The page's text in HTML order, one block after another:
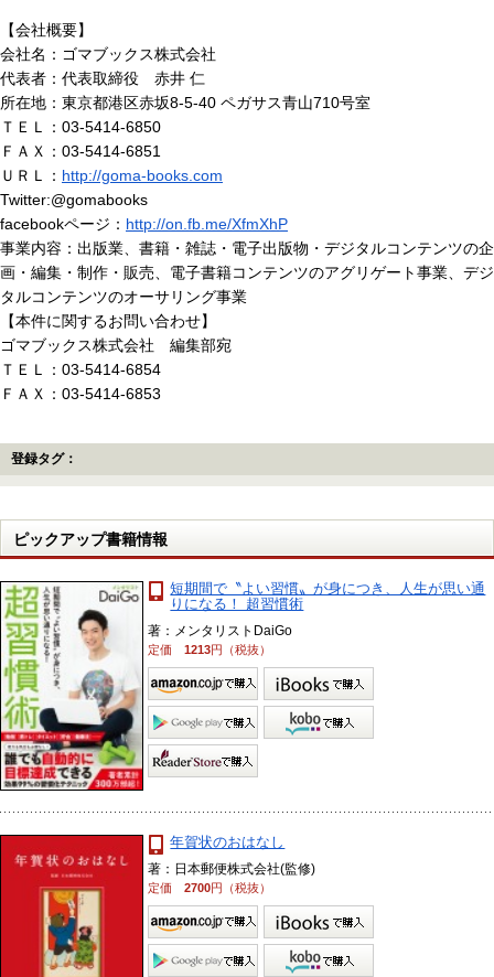
【会社概要】
会社名：ゴマブックス株式会社
代表者：代表取締役 赤井 仁
所在地：東京都港区赤坂8-5-40 ペガサス青山710号室
ＴＥＬ：03-5414-6850
ＦＡＸ：03-5414-6851
ＵＲＬ： http://goma-books.com
Twitter:@gomabooks
facebookページ： http://on.fb.me/XfmXhP
事業内容：出版業、書籍・雑誌・電子出版物・デジタルコンテンツの企
画・編集・制作・販売、電子書籍コンテンツのアグリゲート事業、デジ
タルコンテンツのオーサリング事業
【本件に関するお問い合わせ】
ゴマブックス株式会社 編集部宛
ＴＥＬ：03-5414-6854
ＦＡＸ：03-5414-6853
登録タグ：
ピックアップ書籍情報
短期間で〝よい習慣〟が身につき、人生が思い通
りになる！ 超習慣術
著：メンタリストDaiGo
定価1213円（税抜）
年賀状のおはなし
著：日本郵便株式会社(監修)
定価2700円（税抜）